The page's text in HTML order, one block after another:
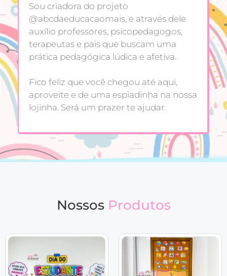
Sou criadora do projeto
@abcdaeducacaomais, e através dele
auxílio professores, psicopedagogos,
terapeutas e pais que buscam uma
prática pedagógica lúdica e afetiva.
Fico feliz que você chegou até aqui,
aproveite e de uma espiadinha na nossa
lojinha. Será um prazer te ajudar.
Nossos Produtos